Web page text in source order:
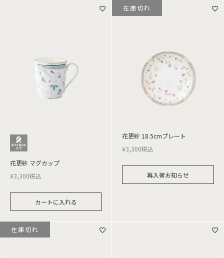
花更紗 マグカップ
¥3,300税込
カートに入れる
花更紗 18.5cmプレート
¥3,300税込
再入荷お知らせ
在庫切れ
在庫切れ